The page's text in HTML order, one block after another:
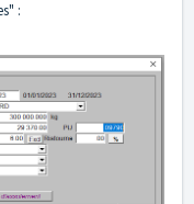
: